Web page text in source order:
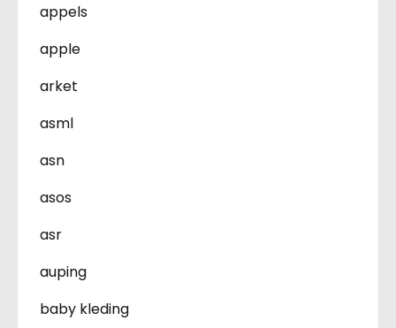
appels
apple
arket
asml
asn
asos
asr
auping
baby kleding